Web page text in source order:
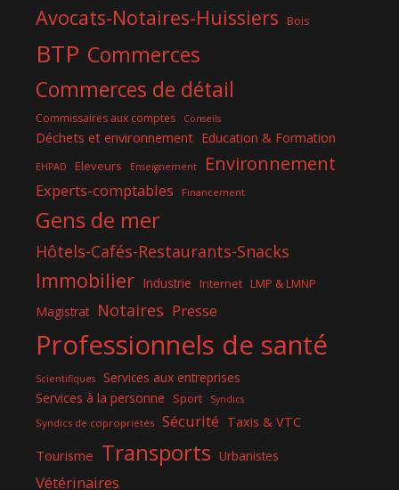
Avocats-Notaires-Huissiers Bois
BTP Commerces
Commerces de détail
Commissaires aux comptes Conseils
Déchets et environnement Education & Formation
EHPAD Eleveurs Enseignement Environnement
Experts-comptables Financement
Gens de mer
Hôtels-Cafés-Restaurants-Snacks
Immobilier Industrie Internet LMP & LMNP
Magistrat Notaires Presse
Professionnels de santé
Scientifiques
Services aux entreprises
Services à la personne
Sport Syndics
Syndics de copropriétés Sécurité Taxis & VTC
Tourisme Transports Urbanistes
Vétérinaires